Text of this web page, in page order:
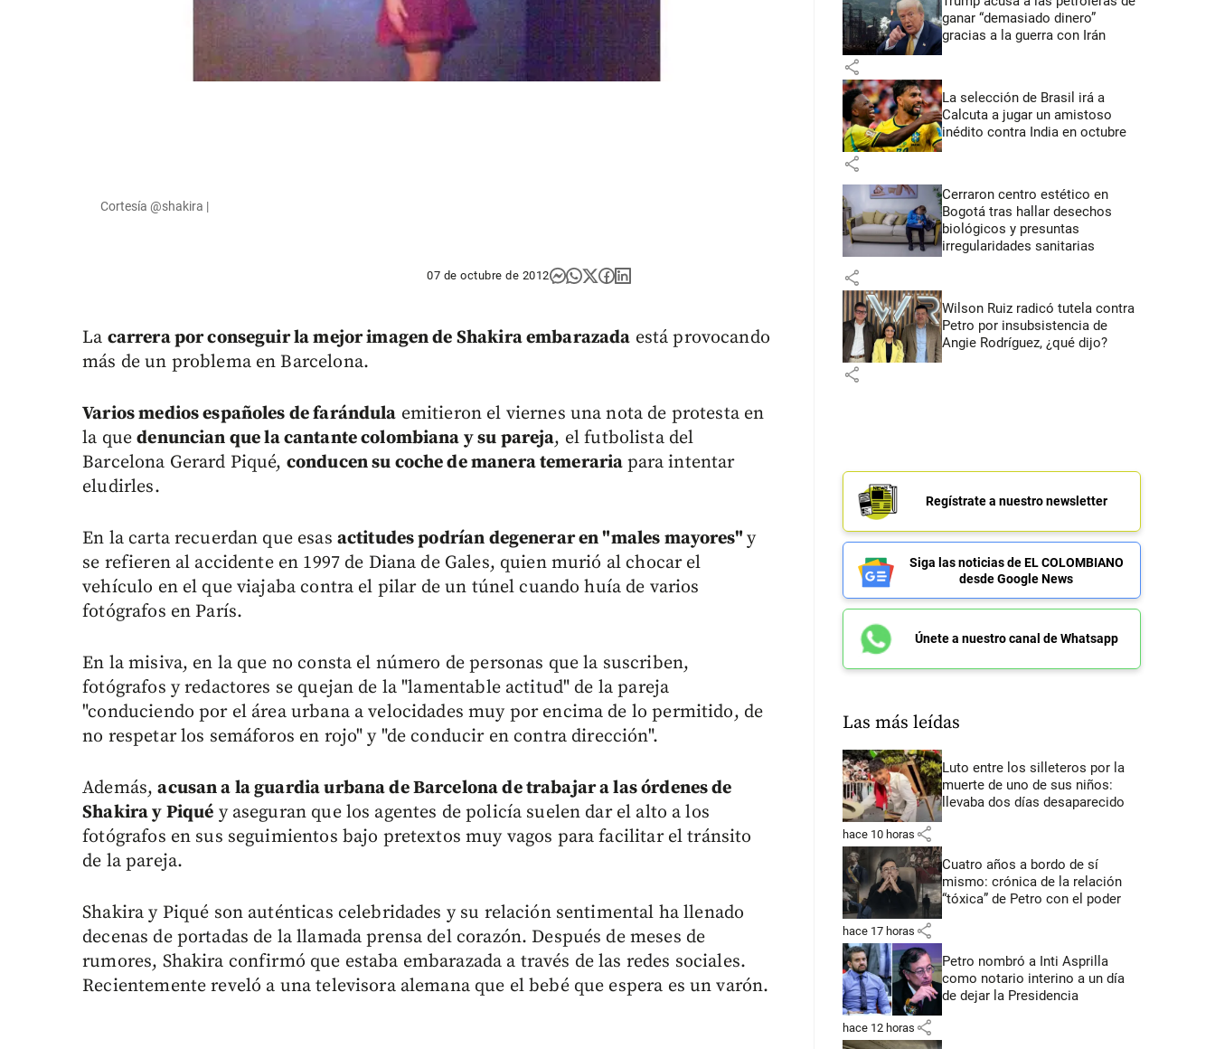
Cortesía @shakira |
07 de octubre de 2012
La carrera por conseguir la mejor imagen de Shakira embarazada está provocando
más de un problema en Barcelona.
Varios medios españoles de farándula emitieron el viernes una nota de protesta en
la quedenuncian que la cantante colombiana y su pareja, el futbolista del
Barcelona Gerard Piqué, conducen su coche de manera temeraria para intentar
eludirles.
En la carta recuerdan que esas actitudes podrían degenerar en "males mayores" y
se refieren al accidente en 1997 de Diana de Gales, quien murió al chocar el
vehículo en el que viajaba contra el pilar de un túnel cuando huía de varios
fotógrafos en París.
En la misiva, en la que no consta el número de personas que la suscriben,
fotógrafos y redactores se quejan de la "lamentable actitud" de la pareja
"conduciendo por el área urbana a velocidades muy por encima de lo permitido, de
no respetar los semáforos en rojo" y "de conducir en contra dirección".
Además,acusan a la guardia urbana de Barcelona de trabajar a las órdenes de
Shakira y Piqué y aseguran que los agentes de policía suelen dar el alto a los
fotógrafos en sus seguimientos bajo pretextos muy vagos para facilitar el tránsito
de la pareja.
Shakira y Piqué son auténticas celebridades y su relación sentimental ha llenado
decenas de portadas de la llamada prensa del corazón. Después de meses de
rumores, Shakira confirmó que estaba embarazada a través de las redes sociales.
Recientemente reveló a una televisora alemana que el bebé que espera es un varón.
ganar “demasiado dinero”
gracias a la guerra con Irán
share
La selección de Brasil irá a
Calcuta a jugar un amistoso
inédito contra India en octubre
share
Cerraron centro estético en
Bogotá tras hallar desechos
biológicos y presuntas
irregularidades sanitarias
share
Wilson Ruiz radicó tutela contra
Petro por insubsistencia de
Angie Rodríguez, ¿qué dijo?
share
Regístrate a nuestro newsletter
Siga las noticias de EL COLOMBIANO
desde Google News
Únete a nuestro canal de Whatsapp
Las más leídas
Luto entre los silleteros por la
muerte de uno de sus niños:
llevaba dos días desaparecido
hace 10 horas share
Cuatro años a bordo de sí
mismo: crónica de la relación
“tóxica” de Petro con el poder
hace 17 horas share
Petro nombró a Inti Asprilla
como notario interino a un día
de dejar la Presidencia
hace 12 horas share